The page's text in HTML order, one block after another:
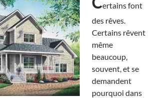
ertains font
des rêves.
Certains rêvent
même
beaucoup,
souvent, et se
demandent
pourquoi dans